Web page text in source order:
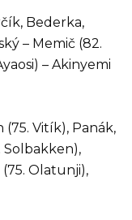
Bederka,
– Memič (82.
– Akinyemi
(75. Vitík), Panák,
Solbakken),
(75. Olatunji),